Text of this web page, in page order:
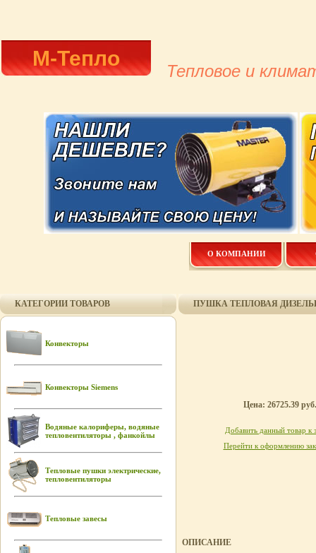
М-Тепло
Тепловое и
О КОМПАНИИ
КАТЕГОРИИ ТОВАРОВ
Конвекторы
Конвекторы Siemens
Водяные калориферы, водяные
тепловентиляторы , фанкойлы
Тепловые пушки электрические,
тепловентиляторы
Тепловые завесы
ПУШКА ТЕПЛОВАЯ
Цена: 26725.39 руб.
Добавить данный товар к
Перейти к оформлению
ОПИСАНИЕ